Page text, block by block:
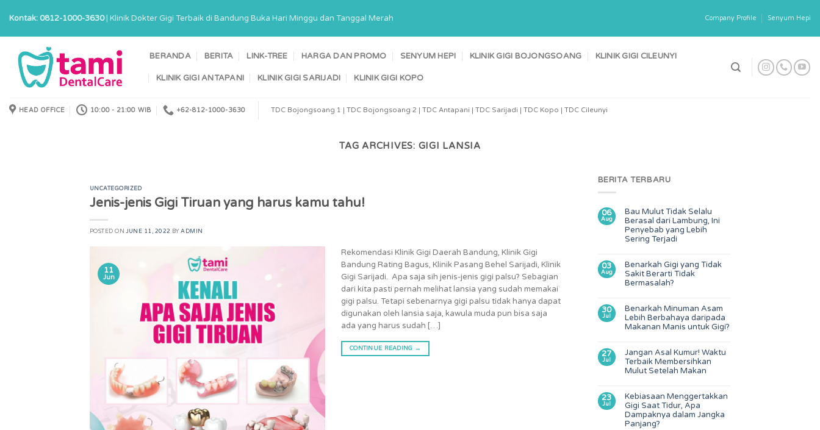
content
Kontak: 0812-1000-3630| Klinik Dokter Gigi Terbaik di Bandung Buka Hari Minggu dan Tanggal Merah Company Profile Senyum Hepi
BERANDA BERITA LINK-TREE HARGA DAN PROMO SENYUM HEPI KLINIK GIGI BOJONGSOANG KLINIK GIGI CILEUNYI
KLINIK GIGI ANTAPANI KLINIK GIGI SARIJADI KLINIK GIGI KOPO
HEAD OFFICE 10:00 - 21:00 WIB +62-812-1000-3630 TDC Bojongsoang 1 | TDC Bojongsoang 2 | TDC Antapani | TDC Sarijadi | TDC Kopo | TDC Cileunyi
TAG ARCHIVES: GIGI LANSIA
UNCATEGORIZED
Jenis-jenis Gigi Tiruan yang harus kamu tahu!
POSTED ONJUNE 11, 2022 BYADMIN
11
Jun
Rekomendasi Klinik Gigi Daerah Bandung, Klinik Gigi
Bandung Rating Bagus, Klinik Pasang Behel Sarijadi, Klinik
Gigi Sarijadi. Apa saja sih jenis-jenis gigi palsu? Sebagian
dari kita pasti pernah melihat lansia yang sudah memakai
gigi palsu. Tetapi sebenarnya gigi palsu tidak hanya dapat
digunakan oleh lansia saja, kawula muda pun bisa saja
ada yang harus sudah […]
CONTINUE READING →
BERITA TERBARU
06
Aug
Bau Mulut Tidak Selalu
Berasal dari Lambung, Ini
Penyebab yang Lebih
Sering Terjadi
03
Aug
Benarkah Gigi yang Tidak
Sakit Berarti Tidak
Bermasalah?
30
Jul
Benarkah Minuman Asam
Lebih Berbahaya daripada
Makanan Manis untuk Gigi?
27
Jul
Jangan Asal Kumur! Waktu
Terbaik Membersihkan
Mulut Setelah Makan
23
Jul
Kebiasaan Menggertakkan
Gigi Saat Tidur, Apa
Dampaknya dalam Jangka
Panjang?